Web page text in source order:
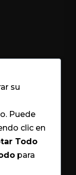
su
Puede
clic en
Todo
para